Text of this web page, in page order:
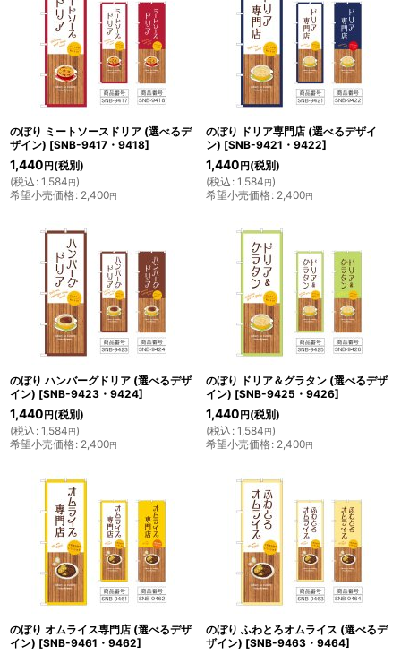
のぼり ミートソースドリア (選べるデ
ザイン) [SNB-9417・9418]
1,440 円 (税別)
(税込 : 1,584円)
希望小売価格: 2,400円
のぼり ドリア専門店 (選べるデザイ
ン) [SNB-9421・9422]
1,440 円 (税別)
(税込 : 1,584円)
希望小売価格: 2,400円
のぼり ハンバーグドリア (選べるデザ
イン) [SNB-9423・9424]
1,440 円 (税別)
(税込 : 1,584円)
希望小売価格: 2,400円
のぼり ドリア＆グラタン (選べるデザ
イン) [SNB-9425・9426]
1,440 円 (税別)
(税込 : 1,584円)
希望小売価格: 2,400円
のぼり オムライス専門店 (選べるデザ
イン) [SNB-9461・9462]
のぼり ふわとろオムライス (選べるデ
ザイン) [SNB-9463・9464]